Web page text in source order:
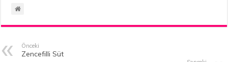
Önceki
Zencefilli Süt